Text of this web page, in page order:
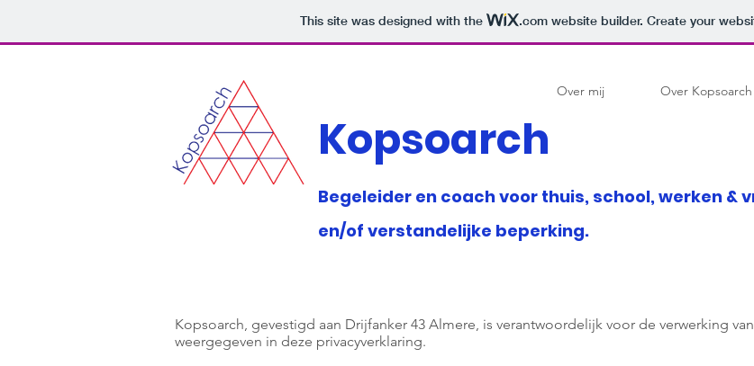
This site was designed with the .comwebsite builder. Create your
Over mij Over Kopsoarch
Kopsoarch
Begeleider en coach voor thuis, school, werken &
en/of verstandelijke beperking.
Kopsoarch, gevestigd aan Drijfanker 43 Almere, is verantwoordelijk voor de verwerking
weergegeven in deze privacyverklaring.